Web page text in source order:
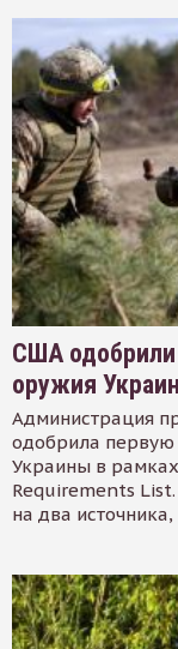
США одобрили
оружия
Администрация
одобрила
Украины в
Requirements
на два